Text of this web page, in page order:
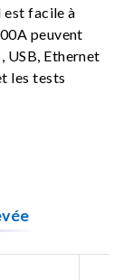
est facile à
peuvent
USB, Ethernet
les tests